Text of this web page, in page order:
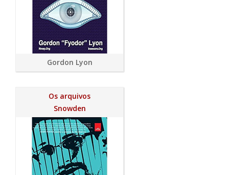
Gordon Lyon
Os arquivos
Snowden